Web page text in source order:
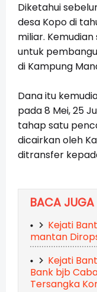
Diketahui
desa Kopo di
miliar.
untuk
di Kampung
Dana itu
pada 8 Mei, 25
tahap satu
dicairkan oleh
ditransfer
BACA JUGA
Kejati
mantan
Kejati
Bank bjb
Tersangka